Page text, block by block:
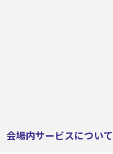
会場内サービスについて